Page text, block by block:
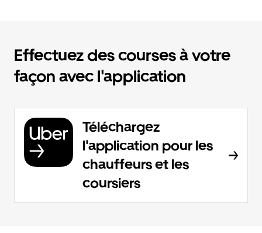
Effectuez des courses à votre
façon avec l'application
Téléchargez
l'application pour les
chauffeurs et les
coursiers